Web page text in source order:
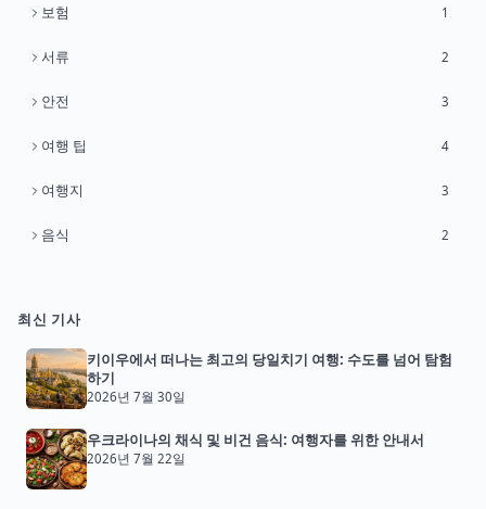
보험 1
서류 2
안전 3
여행 팁 4
여행지 3
음식 2
최신 기사
키이우에서 떠나는 최고의 당일치기 여행: 수도를 넘어 탐험
하기
2026년 7월 30일
우크라이나의 채식 및 비건 음식: 여행자를 위한 안내서
2026년 7월 22일